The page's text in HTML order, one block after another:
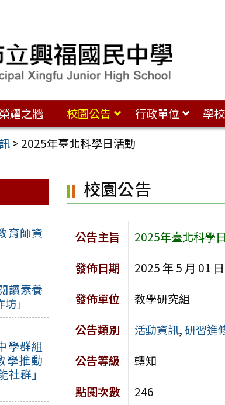
榮耀之牆 校園公告 行政單位 學
> 2025年臺北科學日活動
育師資
讀素養
」
學群組
學推動
社群」
校園公告
公告主旨
2025年臺北科學
發佈日期
2025 年 5 月 01 日
發佈單位
教學研究組
公告類別
活動資訊,研習進
公告等級
轉知
點閱次數
246